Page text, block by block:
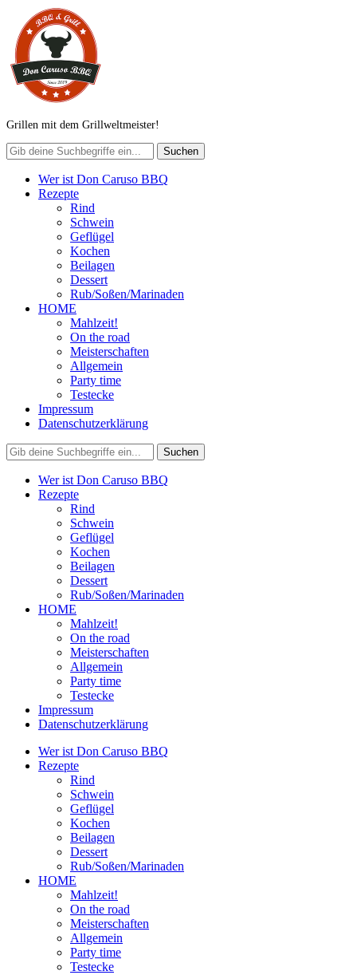
Grillen mit dem Grillweltmeister!
Wer ist Don Caruso BBQ
Rezepte
Rind
Schwein
Geflügel
Kochen
Beilagen
Dessert
Rub/Soßen/Marinaden
HOME
Mahlzeit!
On the road
Meisterschaften
Allgemein
Party time
Testecke
Impressum
Datenschutzerklärung
Wer ist Don Caruso BBQ
Rezepte
Rind
Schwein
Geflügel
Kochen
Beilagen
Dessert
Rub/Soßen/Marinaden
HOME
Mahlzeit!
On the road
Meisterschaften
Allgemein
Party time
Testecke
Impressum
Datenschutzerklärung
Wer ist Don Caruso BBQ
Rezepte
Rind
Schwein
Geflügel
Kochen
Beilagen
Dessert
Rub/Soßen/Marinaden
HOME
Mahlzeit!
On the road
Meisterschaften
Allgemein
Party time
Testecke